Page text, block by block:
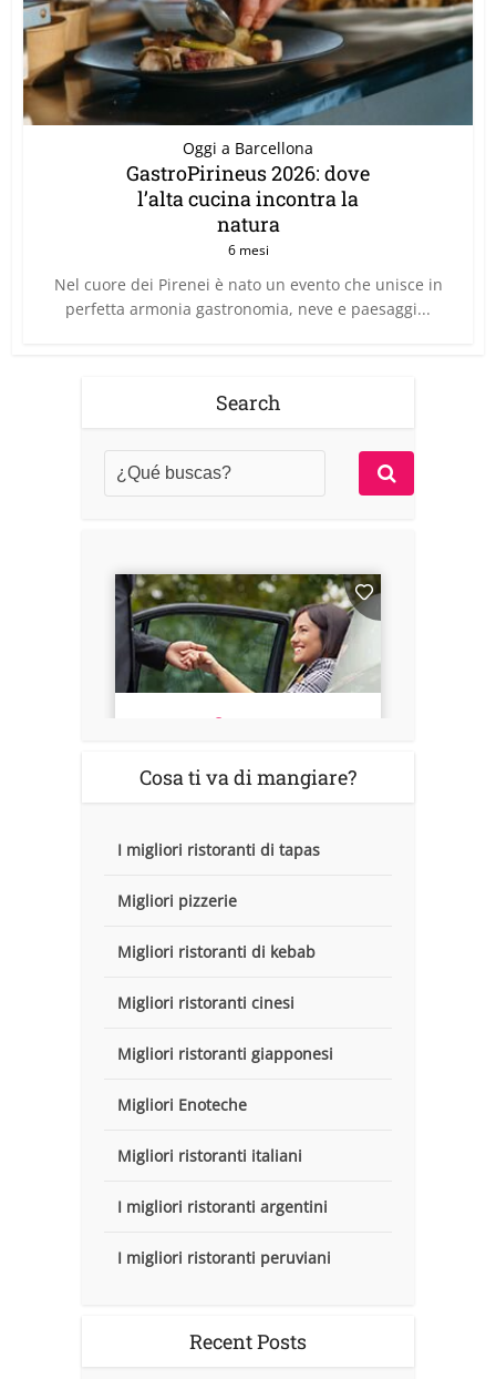
Oggi a Barcellona
GastroPirineus 2026: dove
l’alta cucina incontra la
natura
6 mesi
Nel cuore dei Pirenei è nato un evento che unisce in
perfetta armonia gastronomia, neve e paesaggi...
Search
Cosa ti va di mangiare?
I migliori ristoranti di tapas
Migliori pizzerie
Migliori ristoranti di kebab
Migliori ristoranti cinesi
Migliori ristoranti giapponesi
Migliori Enoteche
Migliori ristoranti italiani
I migliori ristoranti argentini
I migliori ristoranti peruviani
Recent Posts